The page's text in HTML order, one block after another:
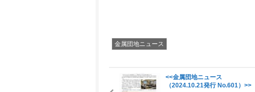
金属団地ニュース
<<金属団地ニュース
（2024.10.21発行 No.601）>>